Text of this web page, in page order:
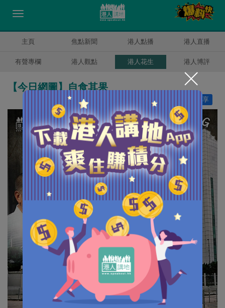
主頁 焦點新聞 港人點播 港人直播
有聲專欄 港人觀點 港人花生 港人博評
【今日網圖】自食其果
分享
讚好